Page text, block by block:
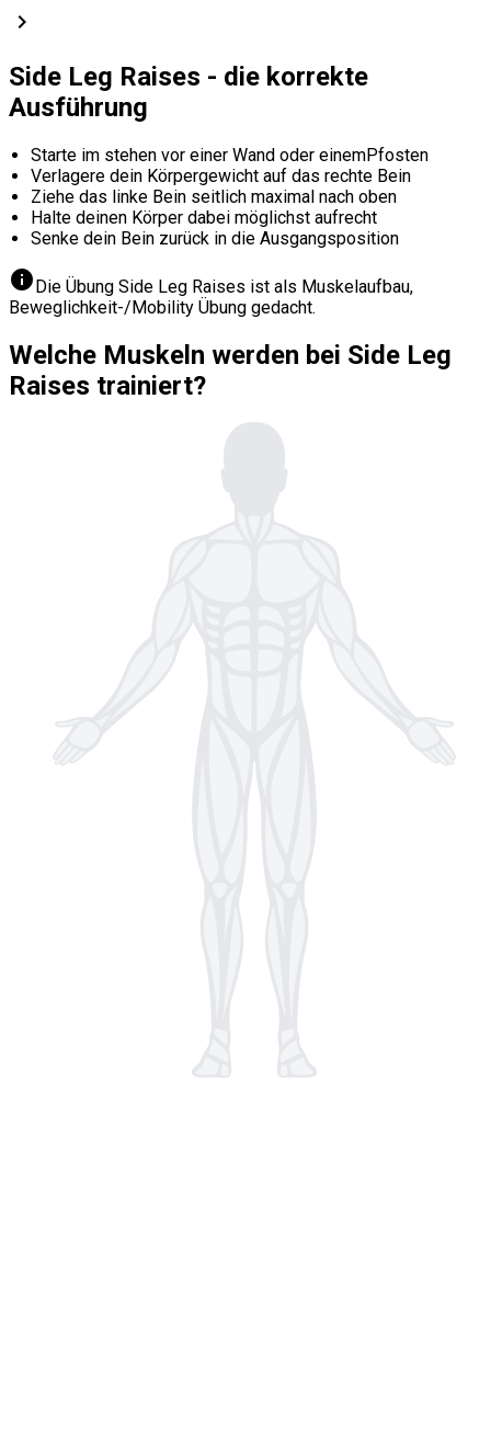
chevron_right
Side Leg Raises - die korrekte
Ausführung
Starte im stehen vor einer Wand oder einemPfosten
Verlagere dein Körpergewicht auf das rechte Bein
Ziehe das linke Bein seitlich maximal nach oben
Halte deinen Körper dabei möglichst aufrecht
Senke dein Bein zurück in die Ausgangsposition
infoDie Übung Side Leg Raises ist als Muskelaufbau,
Beweglichkeit-/Mobility Übung gedacht.
Welche Muskeln werden bei Side Leg
Raises trainiert?